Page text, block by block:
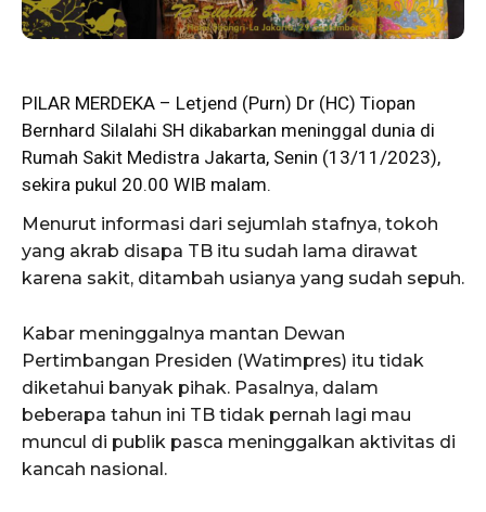
PILAR MERDEKA – Letjend (Purn) Dr (HC) Tiopan
Bernhard Silalahi SH dikabarkan meninggal dunia di
Rumah Sakit Medistra Jakarta, Senin (13/11/2023),
sekira pukul 20.00 WIB malam.
Menurut informasi dari sejumlah stafnya, tokoh
yang akrab disapa TB itu sudah lama dirawat
karena sakit, ditambah usianya yang sudah sepuh.
Kabar meninggalnya mantan Dewan
Pertimbangan Presiden (Watimpres) itu tidak
diketahui banyak pihak. Pasalnya, dalam
beberapa tahun ini TB tidak pernah lagi mau
muncul di publik pasca meninggalkan aktivitas di
kancah nasional.